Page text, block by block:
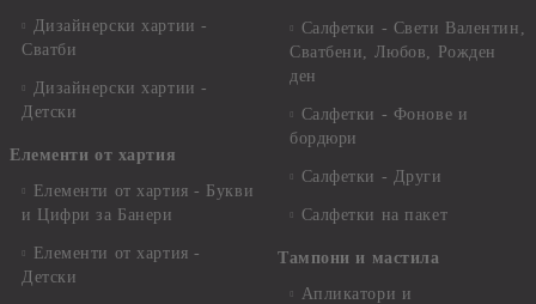
Дизайнерски хартии -
Сватби
Дизайнерски хартии -
Детски
Елементи от хартия
Елементи от хартия - Букви
и Цифри за Банери
Елементи от хартия -
Детски
Салфетки - Свети Валентин,
Сватбени, Любов, Рожден
ден
Салфетки - Фонове и
бордюри
Салфетки - Други
Салфетки на пакет
Тампони и мастила
Апликатори и